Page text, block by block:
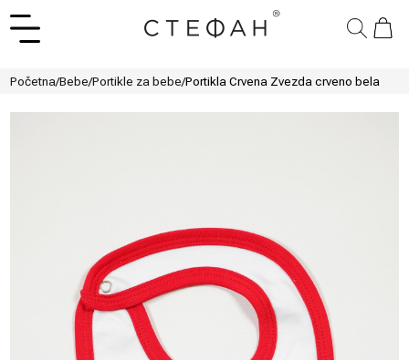
Početna/Bebe/Portikle za bebe/Portikla Crvena Zvezda crveno bela